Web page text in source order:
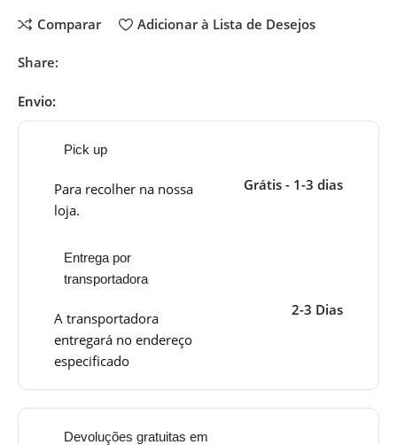
Comparar Adicionar à Lista de Desejos
Share:
Envio:
Pick up
Para recolher na nossa
loja.
Grátis - 1-3 dias
Entrega por
transportadora
A transportadora
entregará no endereço
especificado
2-3 Dias
Devoluções gratuitas em